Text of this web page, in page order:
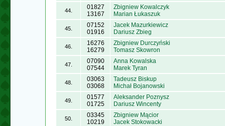
44.
01827
13167
Zbigniew Kowalczyk
Marian Łukaszuk
45.
07152
01916
Jacek Mazurkiewicz
Dariusz Zbieg
46.
16276
16279
Zbigniew Durczyński
Tomasz Skowron
47.
07090
07544
Anna Kowalska
Marek Tyran
48.
03063
03068
Tadeusz Biskup
Michał Bojanowski
49.
01577
01725
Aleksander Poznysz
Dariusz Wincenty
50.
03345
10219
Zbigniew Mącior
Jacek Stokowacki